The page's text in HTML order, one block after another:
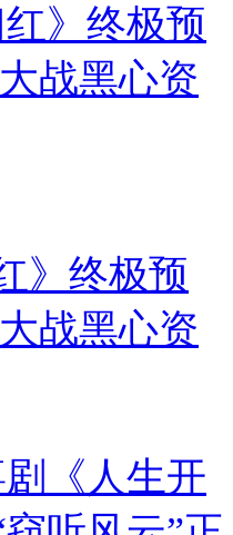
》终极预
战黑心资